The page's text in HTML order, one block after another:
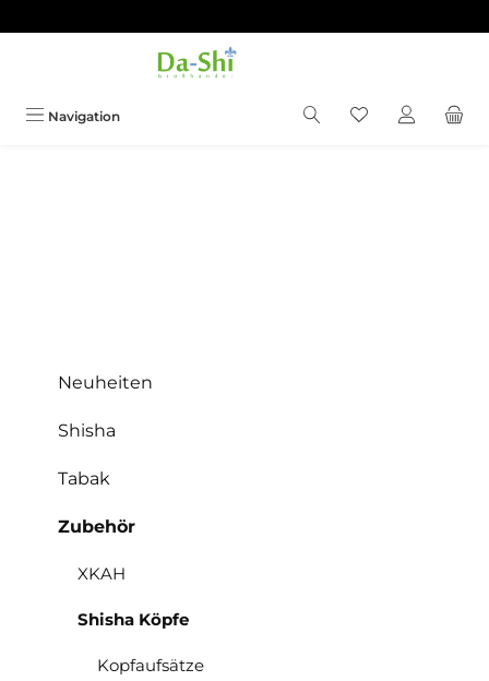
Navigation Du hast 0
Neuheiten
Shisha
Tabak
Zubehör
XKAH
Shisha Köpfe
Kopfaufsätze